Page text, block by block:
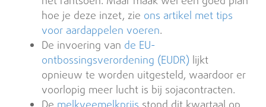
hoe je deze inzet, zie ons artikel met tips
voor aardappelen voeren.
De invoering van de EU-
ontbossingsverordening (EUDR) lijkt
opnieuw te worden uitgesteld, waardoor er
voorlopig meer lucht is bij sojacontracten.